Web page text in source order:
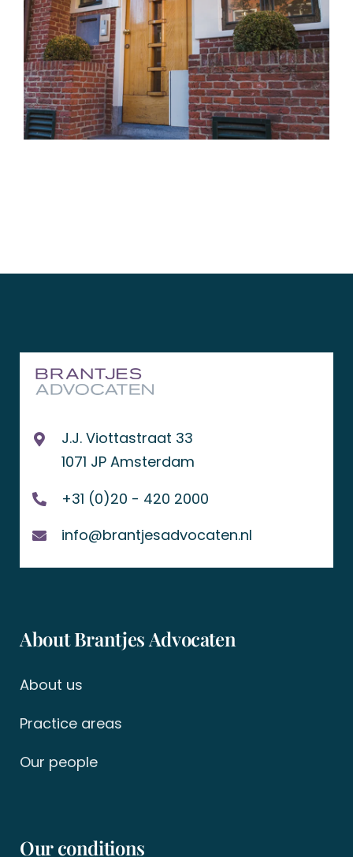
J.J. Viottastraat 33
1071 JP Amsterdam
+31 (0)20 - 420 2000
info@brantjesadvocaten.nl
About Brantjes Advocaten
About us
Practice areas
Our people
Our conditions